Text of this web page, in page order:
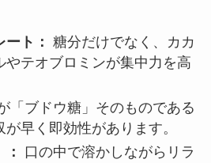
ト：
糖分だけでなく、カカ
やテオブロミンが集中力を高
「ブドウ糖」そのものである
早く即効性があります。
口の中で溶かしながらリラ